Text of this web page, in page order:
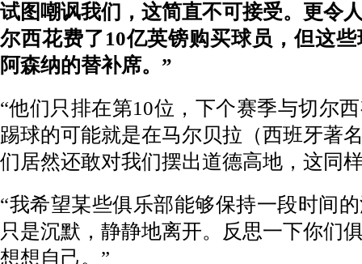
试图嘲讽我们，这简直不可接受。更令
尔西花费了10亿英镑购买球员，但这
阿森纳的替补席。”
“他们只排在第10位，下个赛季与切尔
踢球的可能就是在马尔贝拉（西班牙著
们居然还敢对我们摆出道德高地，这同
“我希望某些俱乐部能够保持一段时间
只是沉默，静静地离开。反思一下你们
想想自己。”